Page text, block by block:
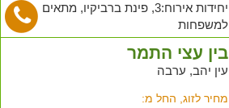
יחידות אירוח:3, פינת ברביקיו, מתאים
למשפחות
בין עצי התמר
עין יהב, ערבה
מחיר לזוג, החל מ: